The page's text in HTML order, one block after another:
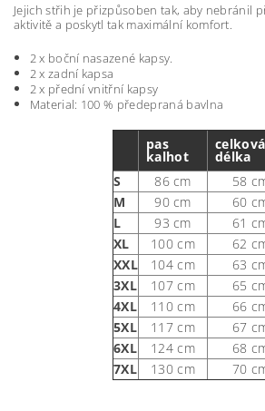
Jejich střih je přizpůsoben tak, aby nebránil
aktivitě a poskytl tak maximální komfort.
2 x boční nasazené kapsy.
2 x zadní kapsa
2 x přední vnitřní kapsy
Material: 100 % předepraná bavlna
pas
kalhot
celková
délka
S
86 cm
58
M
90 cm
60
L
93 cm
61
XL
100 cm
62
XXL
104 cm
63
3XL
107 cm
65
4XL
110 cm
66
5XL
117 cm
67
6XL
124 cm
68
7XL
130 cm 70